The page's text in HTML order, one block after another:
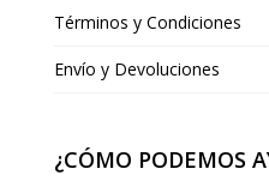
Términos y Condiciones
Envío y Devoluciones
¿CÓMO PODEMOS